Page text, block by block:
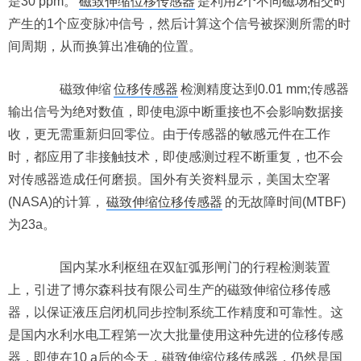
产生的1个应变脉冲信号，然后计算这个信号被探测所需的时
间周期，从而换算出准确的位置。
磁致伸缩位移传感器 检测精度达到0.01 mm;传感器
输出信号为绝对数值，即使电源中断重接也不会影响数据接
收，更无需重新归回零位。由于传感器的敏感元件在工作
时，都应用了非接触技术，即使感测过程不断重复，也不会
对传感器造成任何磨损。国外有关资料显示，美国太空署
(NASA)的计算， 磁致伸缩位移传感器 的无故障时间(MTBF)
为23a。
国内某水利枢纽在双缸弧形闸门的行程检测装置
上，引进了博尔森科技有限公司生产的磁致伸缩位移传感
器，以保证液压启闭机同步控制系统工作精度和可靠性。这
是国内水利水电工程第一次大批量使用这种先进的位移传感
器，即使在10 a后的今天，磁致伸缩位移传感器，仍然是国